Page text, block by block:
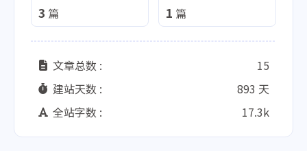
3 篇 1 篇
文章总数 :
15
建站天数 :
893 天
全站字数 :
17.3k